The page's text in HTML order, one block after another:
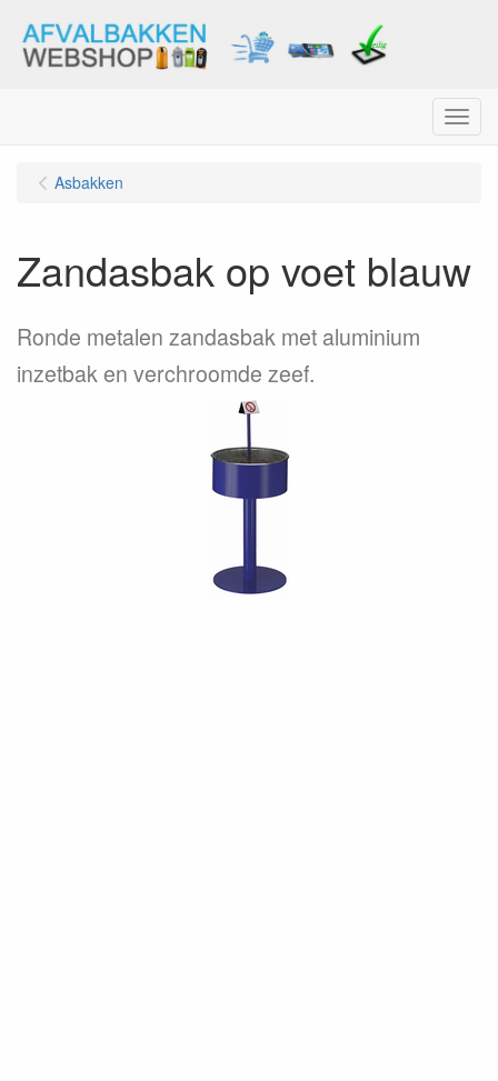
Menu
Asbakken
Zandasbak op voet blauw
Ronde metalen zandasbak met aluminium
inzetbak en verchroomde zeef.